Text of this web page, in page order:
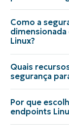
Como a
Linux?
Quais
segurança
Por que
endpoints